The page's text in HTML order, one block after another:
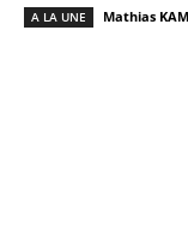
A LA UNE Mathias KAM